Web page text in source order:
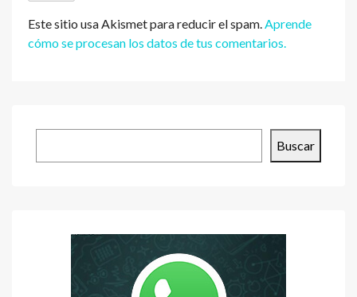
Este sitio usa Akismet para reducir el spam.Aprende
cómo se procesan los datos de tus comentarios.
Buscar